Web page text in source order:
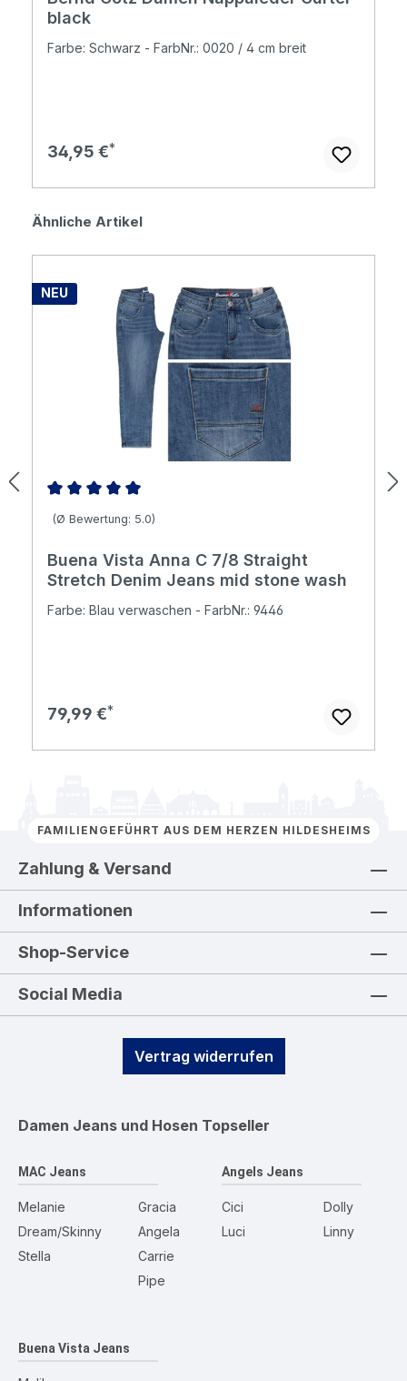
black
Farbe: Schwarz - FarbNr.: 0020 / 4 cm breit
Regulärer Preis:
34,95 €
Produktgalerie überspringen
Ähnliche Artikel
NEU
Durchschnittliche Bewertung von 5 von 5 Sternen
(Ø Bewertung: 5.0)
Buena Vista Anna C 7/8 Straight
Stretch Denim Jeans mid stone wash
Farbe: Blau verwaschen - FarbNr.: 9446
Regulärer Preis:
79,99 €
FAMILIENGEFÜHRT AUS DEM HERZEN HILDESHEIMS
Zahlung & Versand
Informationen
Shop-Service
Social Media
Vertrag widerrufen
Damen Jeans und Hosen Topseller
MAC Jeans
Melanie
Dream/Skinny
Stella
Gracia
Angela
Carrie
Pipe
Angels Jeans
Cici
Luci
Dolly
Linny
Buena Vista Jeans